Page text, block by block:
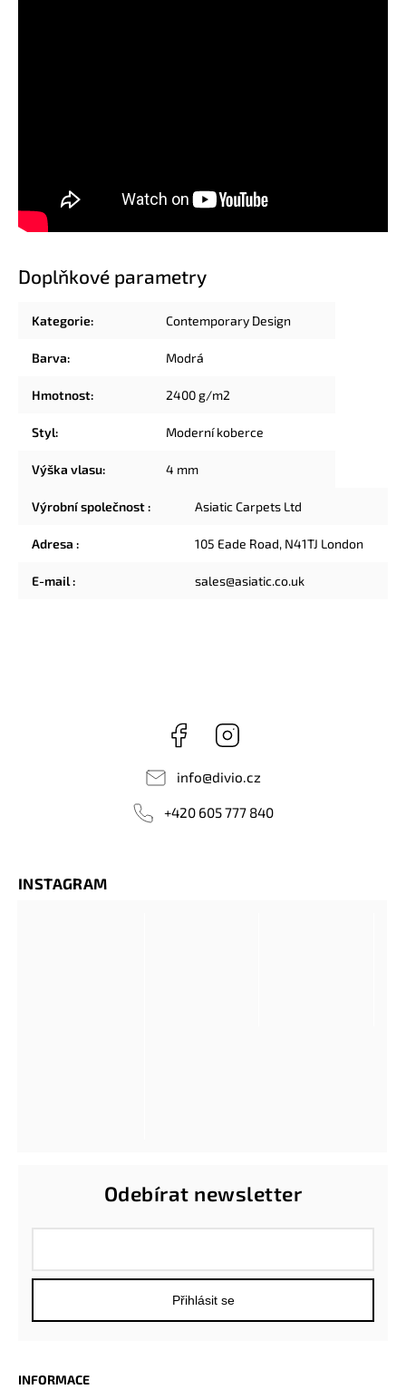
Doplňkové parametry
Kategorie: Contemporary Design
Barva: Modrá
Hmotnost: 2400 g/m2
Styl: Moderní koberce
Výška vlasu: 4 mm
Výrobní společnost: Asiatic Carpets Ltd
Adresa : 105 Eade Road, N41TJ London
E-mail: sales@asiatic.co.uk
Facebook
info@divio.cz
+420 605 777 840
INFORMACE
INSTAGRAM
Odebírat newsletter
Přihlásit se